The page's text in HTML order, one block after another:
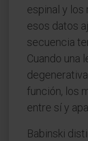
espinal y
esos datos
secuencia
Cuando una
función, los
entre sí y
Babinski